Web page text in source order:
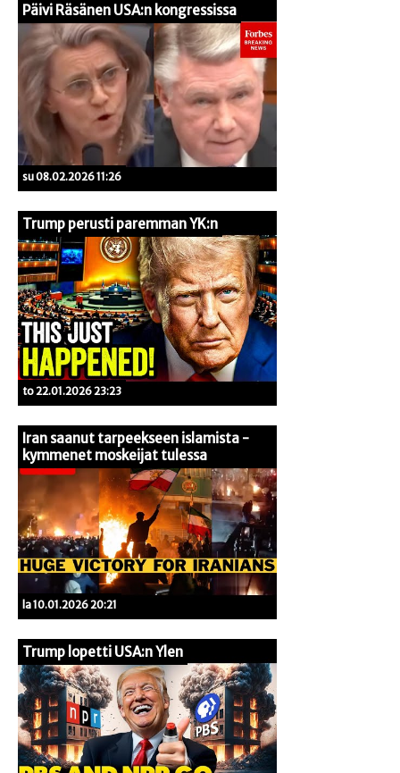
Päivi Räsänen USA:n kongressissa
su 08.02.2026 11:26
Trump perusti paremman YK:n
to 22.01.2026 23:23
Iran saanut tarpeekseen islamista -
kymmenet moskeijat tulessa
la 10.01.2026 20:21
Trump lopetti USA:n Ylen